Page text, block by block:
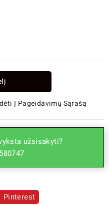
Į Pageidavimų Sąrašą
užsisakyti?
Pinterest